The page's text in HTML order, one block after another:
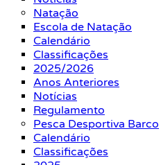
Natação
Escola de Natação
Calendário
Classificações
2025/2026
Anos Anteriores
Notícias
Regulamento
Pesca Desportiva Barco
Calendário
Classificações